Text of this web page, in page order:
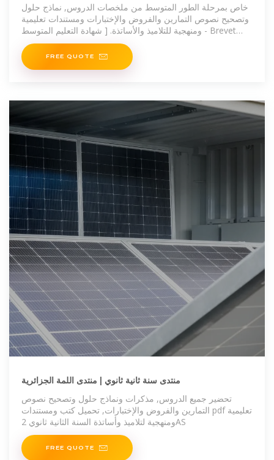
خاص بمرحلة الطور المتوسط من ملخصات الدروس, نماذج حلول
وتصحيح نصوص التمارين والفروض والإختبارات ومستندات تعليمية
ومنهجية للتلاميذ والأساتذة. [ شهادة التعليم المتوسط - Brevet
d''Enseignement Moyen / BEM ]
FREE QUOTE
منتدى سنة ثانية ثانوي | منتدى اللمة الجزائرية
تحضير جميع الدروس, مذكرات ونماذج حلول وتصحيح نصوص
التمارين والفروض والإختبارات, تحميل كتب ومستندات pdf تعليمية
ومنهجية لتلاميذ وأساتذة السنة الثانية ثانوي 2AS
FREE QUOTE